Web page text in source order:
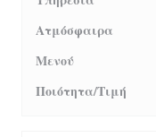
Ατμόσφαιρα
Μενού
Ποιότητα/Τιμή